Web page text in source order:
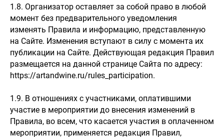
1.8. Организатор оставляет за собой право в любой
момент без предварительного уведомления
изменять Правила и информацию, представленную
на Сайте. Изменения вступают в силу с момента их
публикации на Сайте. Действующая редакция Правил
размещается на данной странице Сайта по адресу:
https://artandwine.ru/rules_participation.
1.9. В отношениях с участниками, оплатившими
участие в мероприятии до внесения изменений в
Правила, во всем, что касается участия в оплаченном
мероприятии, применяется редакция Правил,